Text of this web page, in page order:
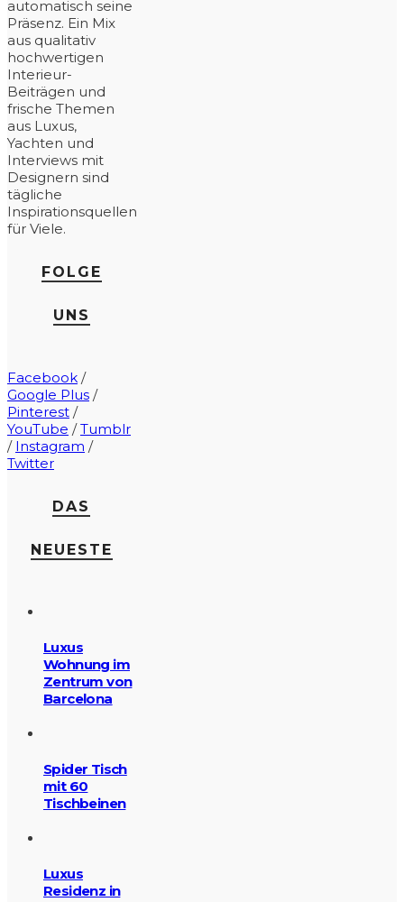
automatisch seine
Präsenz. Ein Mix
aus qualitativ
hochwertigen
Interieur-
Beiträgen und
frische Themen
aus Luxus,
Yachten und
Interviews mit
Designern sind
tägliche
Inspirationsquellen
für Viele.
FOLGE
UNS
Facebook /
Google Plus /
Pinterest /
YouTube /Tumblr
/ Instagram /
Twitter
DAS
NEUESTE
Luxus
Wohnung im
Zentrum von
Barcelona
Spider Tisch
mit 60
Tischbeinen
Luxus
Residenz in